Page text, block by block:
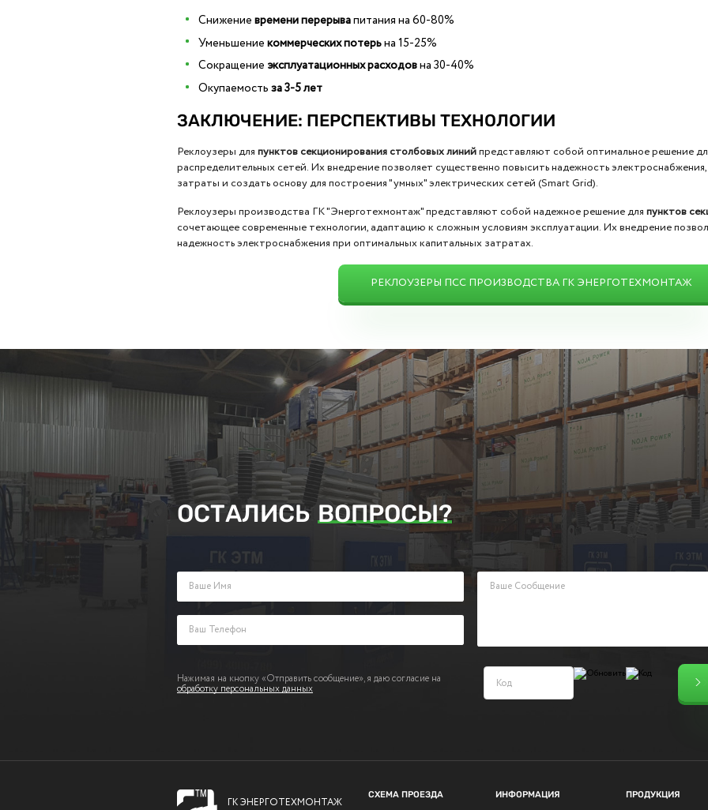
Снижениевремени перерывапитания на 60-80%
Уменьшениекоммерческих потерьна 15-25%
Сокращение эксплуатационных расходовна 30-40%
Окупаемостьза 3-5 лет
ЗАКЛЮЧЕНИЕ: ПЕРСПЕКТИВЫ ТЕХНОЛОГИИ
Реклоузеры для пунктов секционирования столбовых линийпредставляют собой оптимальное решение
распределительных сетей. Их внедрение позволяет существенно повысить надежность
затраты и создать основу для построения "умных" электрических сетей (Smart Grid).
Реклоузеры производства ГК "Энерготехмонтаж" представляют собой надежное решение для пунктов
сочетающее современные технологии, адаптацию к сложным условиям эксплуатации. Их внедрение
надежность электроснабжения при оптимальных капитальных затратах.
РЕКЛОУЗЕРЫ ПСС ПРОИЗВОДСТВА ГК ЭНЕРГОТЕХМОНТАЖ
ОСТАЛИСЬ ВОПРОСЫ?
Заполните поля ниже и оставьте заявку. Наш менеджер ответит Вам в кратчайшие сроки.
Нажимая на кнопку «Отправить сообщение», я даю согласие на
обработку персональных данных
ГК ЭНЕРГОТЕХМОНТАЖ
СХЕМА ПРОЕЗДА ИНФОРМАЦИЯ ПРОДУКЦИЯ